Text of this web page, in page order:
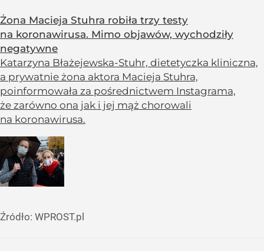
Żona Macieja Stuhra robiła trzy testy
na koronawirusa. Mimo objawów, wychodziły
negatywne
Katarzyna Błażejewska-Stuhr, dietetyczka kliniczna,
a prywatnie żona aktora Macieja Stuhra,
poinformowała za pośrednictwem Instagrama,
że zarówno ona jak i jej mąż chorowali
na koronawirusa.
Źródło: WPROST.pl